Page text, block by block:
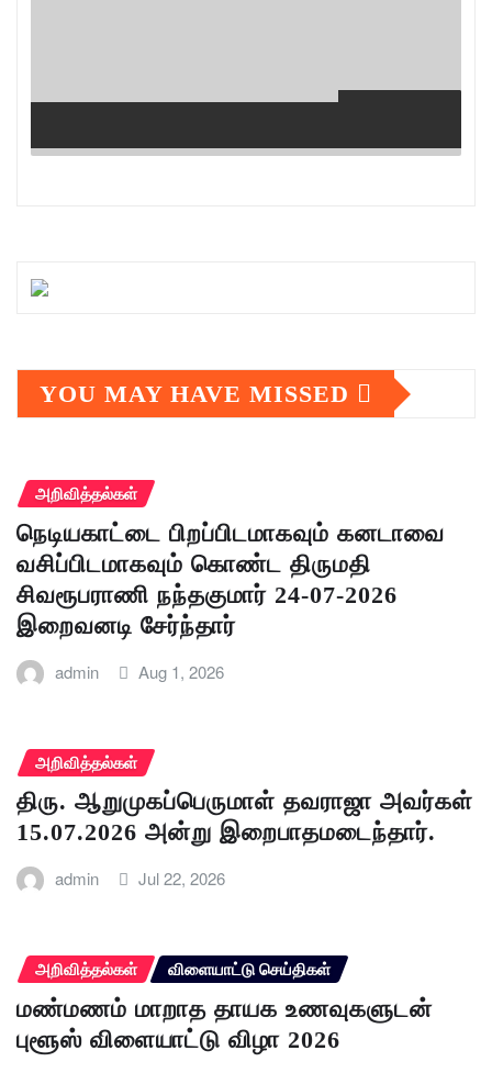
YOU MAY HAVE MISSED
அறிவித்தல்கள்
நெடியகாட்டை பிறப்பிடமாகவும் கனடாவை
வசிப்பிடமாகவும் கொண்ட திருமதி
சிவரூபராணி நந்தகுமார் 24-07-2026
இறைவனடி சேர்ந்தார்
admin Aug 1, 2026
அறிவித்தல்கள்
திரு. ஆறுமுகப்பெருமாள் தவராஜா அவர்கள்
15.07.2026 அன்று இறைபாதமடைந்தார்.
admin Jul 22, 2026
அறிவித்தல்கள் விளையாட்டு செய்திகள்
மண்மணம் மாறாத தாயக உணவுகளுடன்
புளூஸ் விளையாட்டு விழா 2026